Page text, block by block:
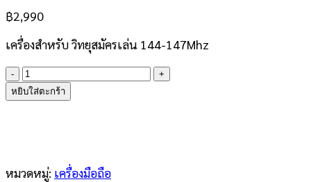
฿2,990
เครื่องสำหรับ วิทยุสมัครเล่น 144-147Mhz
จำนวน
YAESU
FT-
หยิบใส่ตะกร้า
หมวดหมู่: เครื่องมือถือ